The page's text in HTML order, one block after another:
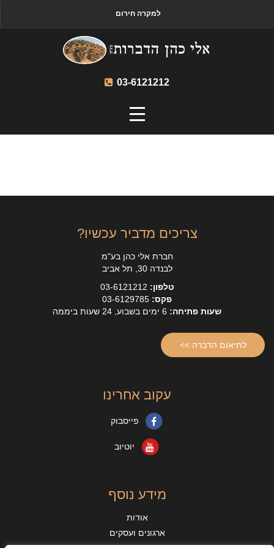
03-6121212
למקרה חירום
צריכים מדביר עכשיו?
חברת אלי כהן בע"מ
לבנדה 30, תל אביב
טלפון:
פקס:
שעות פתיחה:
לתיאום הדברה >>
עקוב אחרינו
פייסבוק
יוטיוב
מידע נוסף
אודות
ארגונים ועסקים